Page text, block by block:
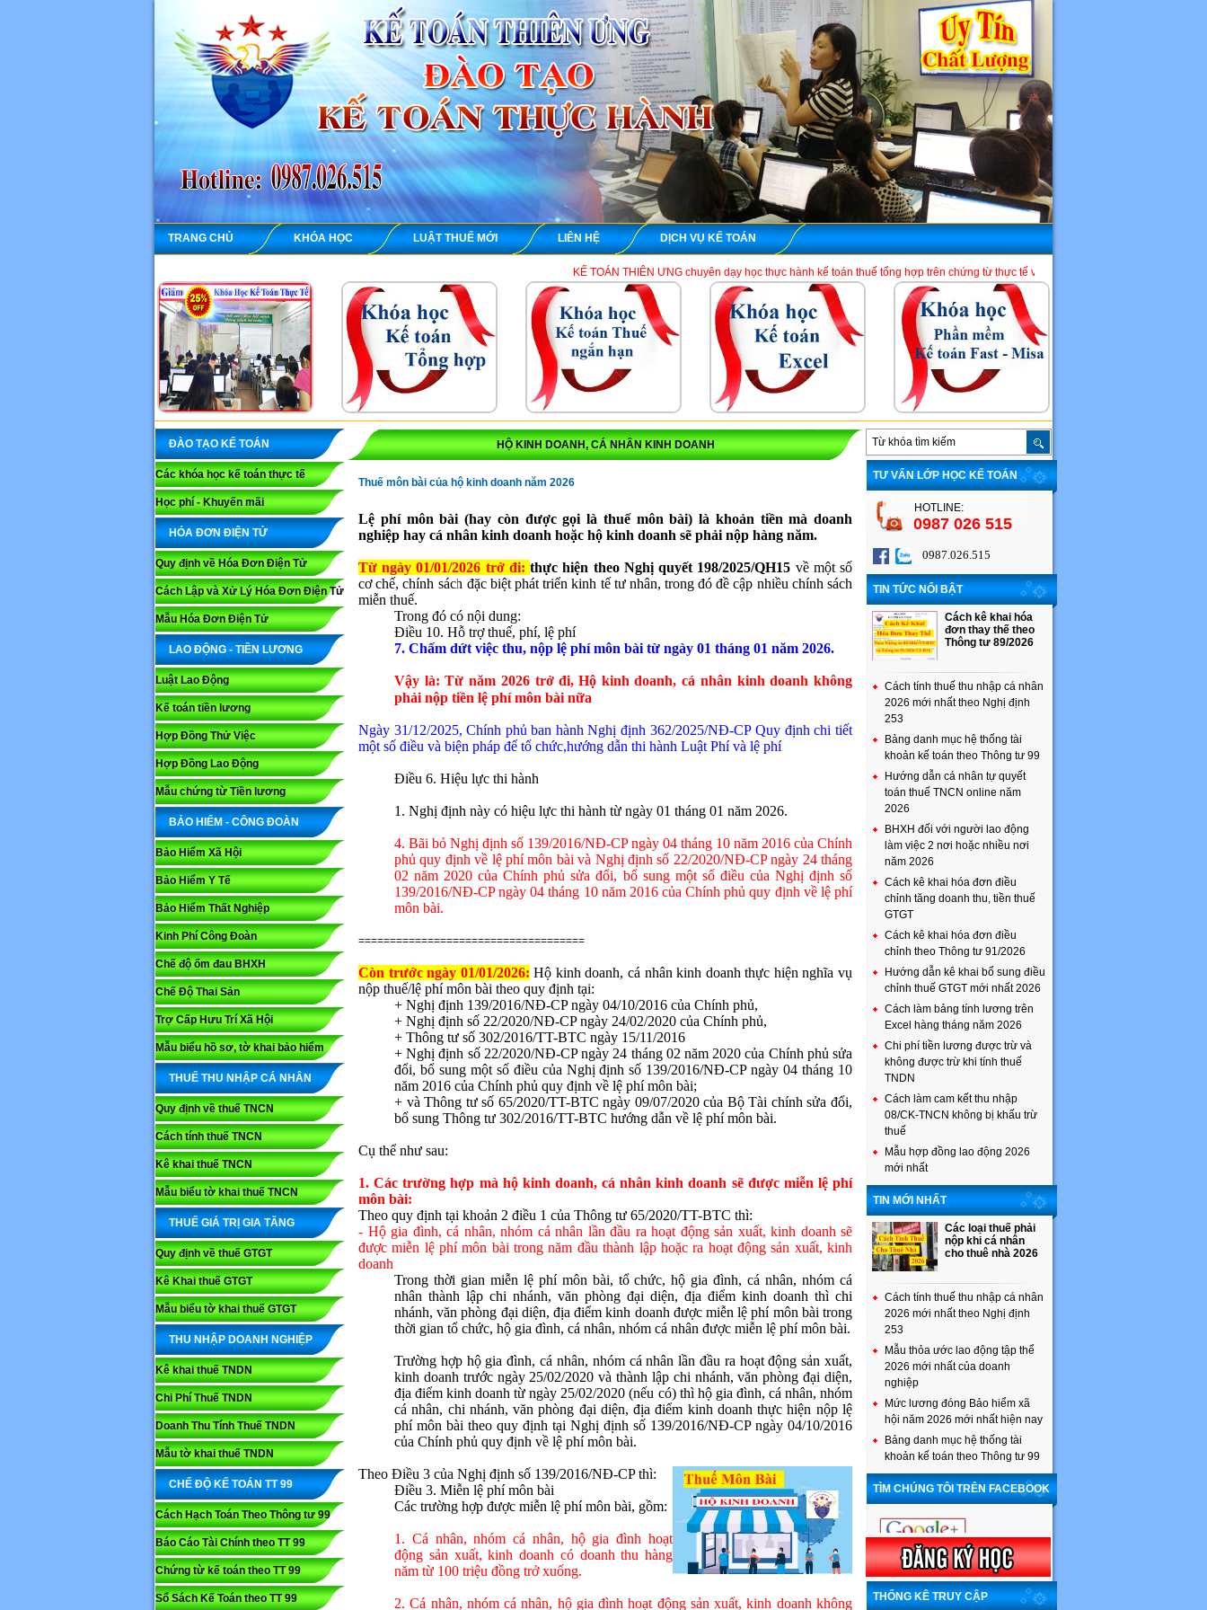
TRANG CHỦ KHÓA HỌC LUẬT THUẾ MỚI LIÊN HỆ DỊCH VỤ KẾ TOÁN
KẾ TOÁN THIÊN ƯNG chuyên dạy học thực hành kế toán thuế tổng hợp trên chứng từ thực tế và phần mềm HTKK, Excel, Misa. Là một địa chỉ
HCM
ĐÀO TẠO KẾ TOÁN
Các khóa học kế toán thực tế
Học phí - Khuyến mãi
HÓA ĐƠN ĐIỆN TỬ
Quy định về Hóa Đơn Điện Tử
Cách Lập và Xử Lý Hóa Đơn Điện Tử
Mẫu Hóa Đơn Điện Tử
LAO ĐỘNG - TIỀN LƯƠNG
Luật Lao Động
Kế toán tiền lương
Hợp Đồng Thử Việc
Hợp Đồng Lao Động
Mẫu chứng từ Tiền lương
BẢO HIỂM - CÔNG ĐOÀN
Bảo Hiểm Xã Hội
Bảo Hiểm Y Tế
Bảo Hiểm Thất Nghiệp
Kinh Phí Công Đoàn
Chế độ ốm đau BHXH
Chế Độ Thai Sản
Trợ Cấp Hưu Trí Xã Hội
Mẫu biểu hồ sơ, tờ khai bảo hiểm
THUẾ THU NHẬP CÁ NHÂN
Quy định về thuế TNCN
Cách tính thuế TNCN
Kê khai thuế TNCN
Mẫu biểu tờ khai thuế TNCN
THUẾ GIÁ TRỊ GIA TĂNG
Quy định về thuế GTGT
Kê Khai thuế GTGT
Mẫu biểu tờ khai thuế GTGT
THU NHẬP DOANH NGHIỆP
Kê khai thuế TNDN
Chi Phí Thuế TNDN
Doanh Thu Tính Thuế TNDN
Mẫu tờ khai thuế TNDN
CHẾ ĐỘ KẾ TOÁN TT 99
Cách Hạch Toán Theo Thông tư 99
Báo Cáo Tài Chính theo TT 99
Chứng từ kế toán theo TT 99
Sổ Sách Kế Toán theo TT 99
HỘ KINH DOANH, CÁ NHÂN KINH DOANH
Thuế môn bài của hộ kinh doanh năm 2026
Lệ phí môn bài (hay còn được gọi là thuế môn bài) là khoản tiền mà doanh
nghiệp hay cá nhân kinh doanh hoặc hộ kinh doanh sẽ phải nộp hàng năm.
Từ ngày 01/01/2026 trở đi:thực hiện theo Nghị quyết 198/2025/QH15 về một số
cơ chế, chính sách đặc biệt phát triển kinh tế tư nhân, trong đó đề cập nhiều chính sách
miễn thuế.
Trong đó có nội dung:
Điều 10. Hỗ trợ thuế, phí, lệ phí
7. Chấm dứt việc thu, nộp lệ phí môn bài từ ngày 01 tháng 01 năm 2026.
Vậy là: Từ năm 2026 trở đi, Hộ kinh doanh, cá nhân kinh doanh không
phải nộp tiền lệ phí môn bài nữa
Ngày 31/12/2025, Chính phủ ban hành Nghị định 362/2025/NĐ-CP Quy định chi tiết
một số điều và biện pháp để tổ chức,hướng dẫn thi hành Luật Phí và lệ phí
Điều 6. Hiệu lực thi hành
1. Nghị định này có hiệu lực thi hành từ ngày 01 tháng 01 năm 2026.
4. Bãi bỏ Nghị định số 139/2016/NĐ-CP ngày 04 tháng 10 năm 2016 của Chính
phủ quy định về lệ phí môn bài và Nghị định số 22/2020/NĐ-CP ngày 24 tháng
02 năm 2020 của Chính phủ sửa đổi, bổ sung một số điều của Nghị định số
139/2016/NĐ-CP ngày 04 tháng 10 năm 2016 của Chính phủ quy định về lệ phí
môn bài.
====================================
Còn trước ngày 01/01/2026: Hộ kinh doanh, cá nhân kinh doanh thực hiện nghĩa vụ
nộp thuế/lệ phí môn bài theo quy định tại:
+ Nghị định 139/2016/NĐ-CP ngày 04/10/2016 của Chính phủ,
+ Nghị định số 22/2020/NĐ-CP ngày 24/02/2020 của Chính phủ,
+ Thông tư số 302/2016/TT-BTC ngày 15/11/2016
+ Nghị định số 22/2020/NĐ-CP ngày 24 tháng 02 năm 2020 của Chính phủ sửa
đổi, bổ sung một số điều của Nghị định số 139/2016/NĐ-CP ngày 04 tháng 10
năm 2016 của Chính phủ quy định về lệ phí môn bài;
+ và Thông tư số 65/2020/TT-BTC ngày 09/07/2020 của Bộ Tài chính sửa đổi,
bổ sung Thông tư 302/2016/TT-BTC hướng dẫn về lệ phí môn bài.
Cụ thể như sau:
1. Các trường hợp mà hộ kinh doanh, cá nhân kinh doanh sẽ được miễn lệ phí
môn bài:
Theo quy định tại khoản 2 điều 1 của Thông tư 65/2020/TT-BTC thì:
- Hộ gia đình, cá nhân, nhóm cá nhân lần đầu ra hoạt động sản xuất, kinh doanh sẽ
được miễn lệ phí môn bài trong năm đầu thành lập hoặc ra hoạt động sản xuất, kinh
doanh
Trong thời gian miễn lệ phí môn bài, tổ chức, hộ gia đình, cá nhân, nhóm cá
nhân thành lập chi nhánh, văn phòng đại diện, địa điểm kinh doanh thì chi
nhánh, văn phòng đại diện, địa điểm kinh doanh được miễn lệ phí môn bài trong
thời gian tổ chức, hộ gia đình, cá nhân, nhóm cá nhân được miễn lệ phí môn bài.
Trường hợp hộ gia đình, cá nhân, nhóm cá nhân lần đầu ra hoạt động sản xuất,
kinh doanh trước ngày 25/02/2020 và thành lập chi nhánh, văn phòng đại diện,
địa điểm kinh doanh từ ngày 25/02/2020 (nếu có) thì hộ gia đình, cá nhân, nhóm
cá nhân, chi nhánh, văn phòng đại diện, địa điểm kinh doanh thực hiện nộp lệ
phí môn bài theo quy định tại Nghị định số 139/2016/NĐ-CP ngày 04/10/2016
của Chính phủ quy định về lệ phí môn bài.
Theo Điều 3 của Nghị định số 139/2016/NĐ-CP thì:
Điều 3. Miễn lệ phí môn bài
Các trường hợp được miễn lệ phí môn bài, gồm:
1. Cá nhân, nhóm cá nhân, hộ gia đình hoạt
động sản xuất, kinh doanh có doanh thu hàng
năm từ 100 triệu đồng trở xuống.
2. Cá nhân, nhóm cá nhân, hộ gia đình hoạt động sản xuất, kinh doanh không
TƯ VẤN LỚP HỌC KẾ TOÁN
0987 026 515
HOTLINE:
0987.026.515
TIN TỨC NỔI BẬT
Cách kê khai hóa
đơn thay thế theo
Thông tư 89/2026
Cách tính thuế thu nhập cá nhân
2026 mới nhất theo Nghị định
253
Bảng danh mục hệ thống tài
khoản kế toán theo Thông tư 99
Hướng dẫn cá nhân tự quyết
toán thuế TNCN online năm
2026
BHXH đối với người lao động
làm việc 2 nơi hoặc nhiều nơi
năm 2026
Cách kê khai hóa đơn điều
chỉnh tăng doanh thu, tiền thuế
GTGT
Cách kê khai hóa đơn điều
chỉnh theo Thông tư 91/2026
Hướng dẫn kê khai bổ sung điều
chỉnh thuế GTGT mới nhất 2026
Cách làm bảng tính lương trên
Excel hàng tháng năm 2026
Chi phí tiền lương được trừ và
không được trừ khi tính thuế
TNDN
Cách làm cam kết thu nhập
08/CK-TNCN không bị khấu trừ
thuế
Mẫu hợp đồng lao động 2026
mới nhất
TIN MỚI NHẤT
Các loại thuế phải
nộp khi cá nhân
cho thuê nhà 2026
Cách tính thuế thu nhập cá nhân
2026 mới nhất theo Nghị định
253
Mẫu thỏa ước lao động tập thể
2026 mới nhất của doanh
nghiệp
Mức lương đóng Bảo hiểm xã
hội năm 2026 mới nhất hiện nay
Bảng danh mục hệ thống tài
khoản kế toán theo Thông tư 99
TÌM CHÚNG TÔI TRÊN FACEBOOK
THỐNG KÊ TRUY CẬP